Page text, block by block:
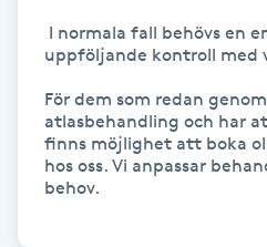
Microshading
Mixfransar
uppföljande kontroll med
För dem som redan
atlasbehandling och har
finns möjlighet att boka
hos oss. Vi anpassar
behov.